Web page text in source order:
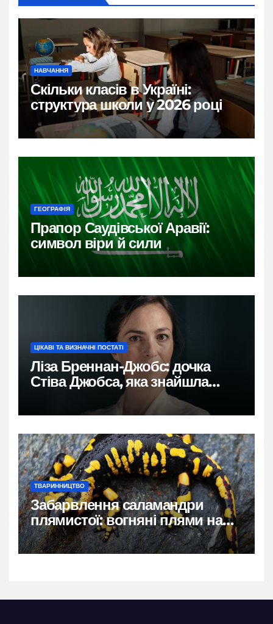
НАВЧАННЯ
Скільки класів в Україні:
структура школи у 2026 році
ГЕОГРАФІЯ
Прапор Саудівської Аравії:
символ віри й сили
ЦІКАВІ ТА ВИЗНАЧНІ ПОСТАТІ
Ліза Бреннан-Джобс: дочка
Стіва Джобса, яка знайшла
власний голос
ТВАРИННИЦТВО
Забарвлення саламандри
плямистої: вогняні плями на
чорному тлі